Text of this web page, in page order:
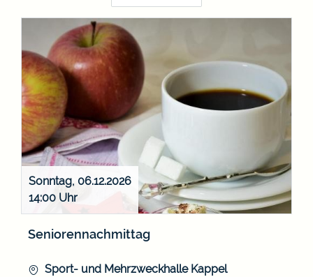
Sonntag, 06.12.2026
14:00
Seniorennachmittag
Sport- und Mehrzweckhalle Kappel